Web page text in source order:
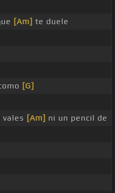
[Am] te duele
[G]
vales [Am] ni un pencil de